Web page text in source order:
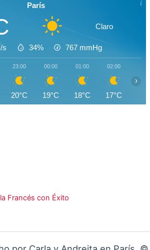
París
Claro
s 34% 767 mmHg
23:00
20°C
00:00
19°C
01:00
18°C
02:00
17°C
›
Francés con Éxito